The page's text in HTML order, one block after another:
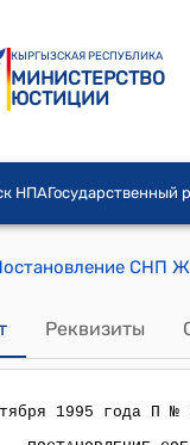
КЫРГЫЗСКАЯ РЕСПУБЛИКА
МИНИСТЕРСТВО
ЮСТИЦИИ
НПАГосударственный
Реквизиты